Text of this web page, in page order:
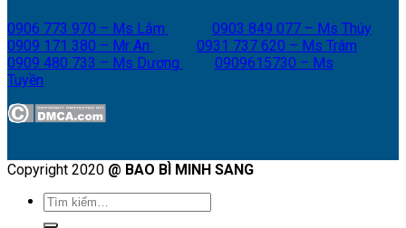
0906 773 970 – Ms Lắm
0903 849 077 – Ms Thúy
0909 171 380 – Mr An
0931 737 620 – Ms Trâm
0909 480 733 – Ms Dương
0909615730 – Ms
Tuyền
Copyright 2020 @ BAO BÌ MINH SANG
Tìm